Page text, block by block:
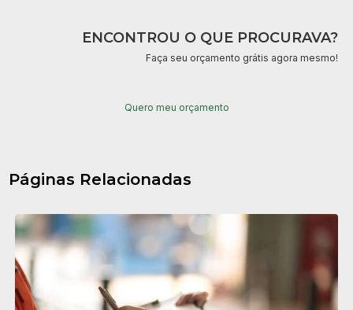
ENCONTROU O QUE PROCURAVA?
Faça seu orçamento grátis agora mesmo!
Quero meu orçamento
Páginas Relacionadas